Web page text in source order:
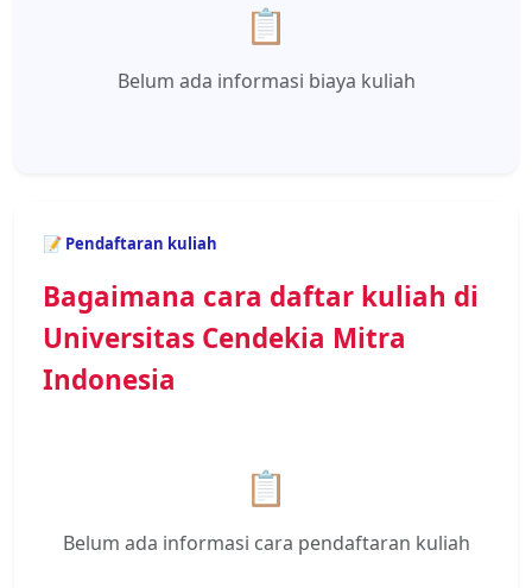
📋
Belum ada informasi biaya kuliah
📝 Pendaftaran kuliah
Bagaimana cara daftar kuliah di
Universitas Cendekia Mitra
Indonesia
📋
Belum ada informasi cara pendaftaran kuliah